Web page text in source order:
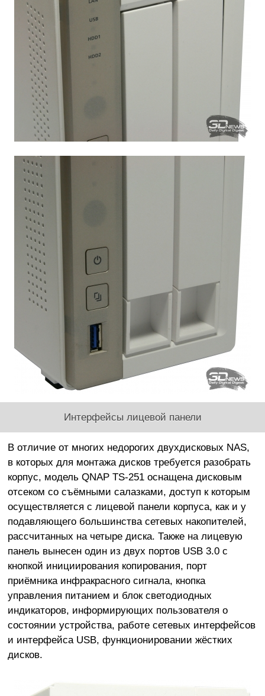
Интерфейсы лицевой панели
В отличие от многих недорогих двухдисковых NAS,
в которых для монтажа дисков требуется разобрать
корпус, модель QNAP TS-251 оснащена дисковым
отсеком со съёмными салазками, доступ к которым
осуществляется с лицевой панели корпуса, как и у
подавляющего большинства сетевых накопителей,
рассчитанных на четыре диска. Также на лицевую
панель вынесен один из двух портов USB 3.0 с
кнопкой инициирования копирования, порт
приёмника инфракрасного сигнала, кнопка
управления питанием и блок светодиодных
индикаторов, информирующих пользователя о
состоянии устройства, работе сетевых интерфейсов
и интерфейса USB, функционировании жёстких
дисков.